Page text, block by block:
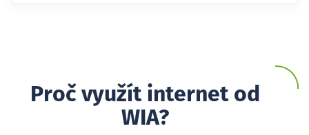
Proč využít internet od
WIA?